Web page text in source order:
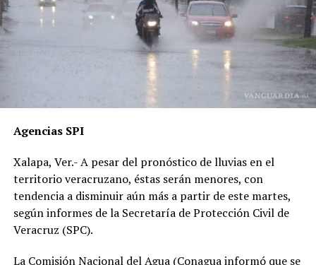
Además, acusan que las solicitudes de videos de las
cámaras del C4, así como de comercios y viviendas
cercanas, han sido ignoradas o negadas. Testigos
presenciales del accidente ahora callan, presuntamente
“Hoy fue mi Abraham,
mañana puede ser alguien
de tu familia. El homicida
sigue libre y operando en
las carreteras”, expresó un
familiar, exigiendo justicia.
Agencias SPI
Xalapa, Ver.- A pesar del pronóstico de lluvias en el
territorio veracruzano, éstas serán menores, con
tendencia a disminuir aún más a partir de este martes,
según informes de la Secretaría de Protección Civil de
Veracruz (SPC).
La Comisión Nacional del Agua (Conagua informó que se